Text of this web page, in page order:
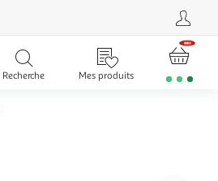
Recherche Mes produits